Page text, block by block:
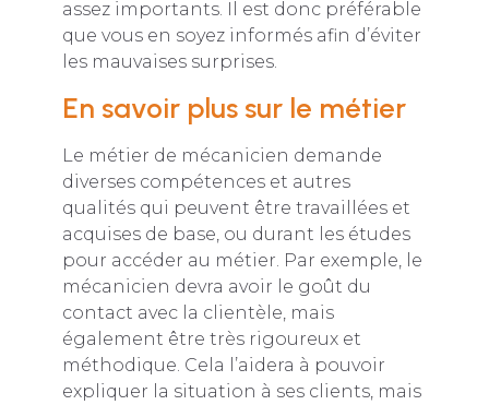
assez importants. Il est donc préférable
que vous en soyez informés afin d’éviter
les mauvaises surprises.
En savoir plus sur le métier
Le métier de mécanicien demande
diverses compétences et autres
qualités qui peuvent être travaillées et
acquises de base, ou durant les études
pour accéder au métier. Par exemple, le
mécanicien devra avoir le goût du
contact avec la clientèle, mais
également être très rigoureux et
méthodique. Cela l’aidera à pouvoir
expliquer la situation à ses clients, mais